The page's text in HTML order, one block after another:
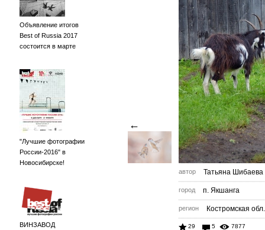
Объявление итогов
Best of Russia 2017
состоится в марте
"Лучшие фотографии
России-2016" в
Новосибирске!
ВИНЗАВОД
←
автор Татьяна Шибаева
город п. Якшанга
регион Костромская обл.
29 5 7877